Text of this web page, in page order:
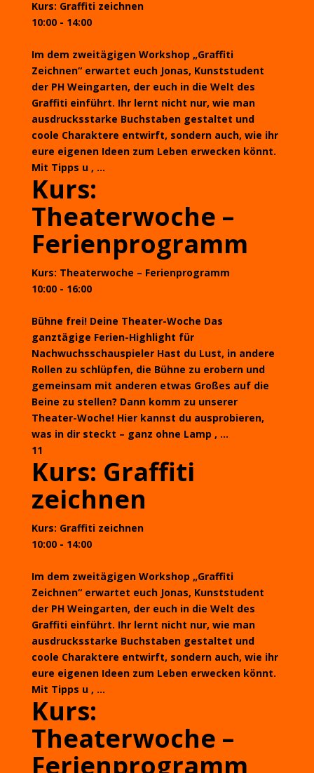
Kurs: Graffiti zeichnen
10:00 - 14:00
Im dem zweitägigen Workshop „Graffiti
Zeichnen“ erwartet euch Jonas, Kunststudent
der PH Weingarten, der euch in die Welt des
Graffiti einführt. Ihr lernt nicht nur, wie man
ausdrucksstarke Buchstaben gestaltet und
coole Charaktere entwirft, sondern auch, wie ihr
eure eigenen Ideen zum Leben erwecken könnt.
Mit Tipps u , ...
Kurs:
Theaterwoche –
Ferienprogramm
Kurs: Theaterwoche – Ferienprogramm
10:00 - 16:00
Bühne frei! Deine Theater-Woche Das
ganztägige Ferien-Highlight für
Nachwuchsschauspieler Hast du Lust, in andere
Rollen zu schlüpfen, die Bühne zu erobern und
gemeinsam mit anderen etwas Großes auf die
Beine zu stellen? Dann komm zu unserer
Theater-Woche! Hier kannst du ausprobieren,
was in dir steckt – ganz ohne Lamp , ...
11
Kurs: Graffiti
zeichnen
Kurs: Graffiti zeichnen
10:00 - 14:00
Im dem zweitägigen Workshop „Graffiti
Zeichnen“ erwartet euch Jonas, Kunststudent
der PH Weingarten, der euch in die Welt des
Graffiti einführt. Ihr lernt nicht nur, wie man
ausdrucksstarke Buchstaben gestaltet und
coole Charaktere entwirft, sondern auch, wie ihr
eure eigenen Ideen zum Leben erwecken könnt.
Mit Tipps u , ...
Kurs:
Theaterwoche –
Ferienprogramm